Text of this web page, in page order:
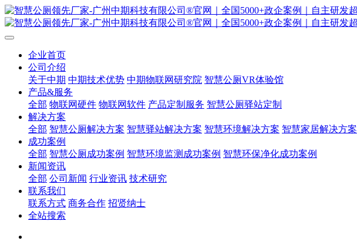
企业首页
公司介绍
关于中期 中期技术优势 中期物联网研究院 智慧公厕VR体验馆
产品&服务
全部 物联网硬件 物联网软件 产品定制服务 智慧公厕驿站定制
解决方案
全部 智慧公厕解决方案 智慧驿站解决方案 智慧环境解决方案 智慧家居解决方案
成功案例
全部 智慧公厕成功案例 智慧环境监测成功案例 智慧环保净化成功案例
新闻资讯
全部 公司新闻 行业资讯 技术研究
联系我们
联系方式 商务合作 招贤纳士
全站搜索